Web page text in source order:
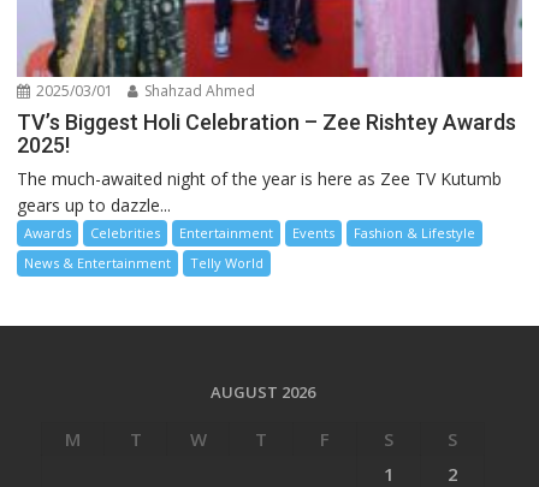
2025/03/01 Shahzad Ahmed
TV’s Biggest Holi Celebration – Zee Rishtey Awards
2025!
The much-awaited night of the year is here as Zee TV Kutumb
gears up to dazzle...
Awards Celebrities Entertainment Events
Fashion & Lifestyle
News & Entertainment
Telly World
AUGUST 2026
M T W T F S
S
1
2